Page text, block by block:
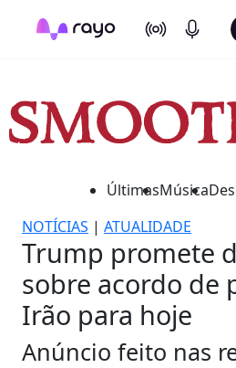
On Air
ÚltimasMúsica
NOTÍCIAS | ATUALIDADE
Trump promete
sobre acordo de
Irão para hoje
Anúncio feito nas